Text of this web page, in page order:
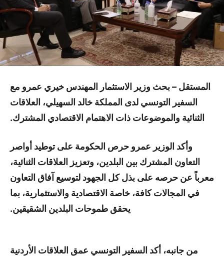
المستقل – بحث وزير الاستثمار المهندس خيري عمرو مع
السفير التونسي لدى المملكة خالد السهيلي، العلاقات
الثنائية والموضوعات ذات الاهتمام الاقتصادي المشترك.
وأكد الوزير عمرو حرص الحكومة على توطيد أواصر
التعاون المشترك بين البلدين، وتعزيز العلاقات الثنائية،
معرباً عن حرصه على بذل كل الجهود لتوسيع آفاق التعاون
في المجالات كافة، خاصة الاقتصادية والاستثمارية، بما
يحقق طموحات البلدين الشقيقين.
من جانبه، أكد السفير التونسي عمق العلاقات الأردنية